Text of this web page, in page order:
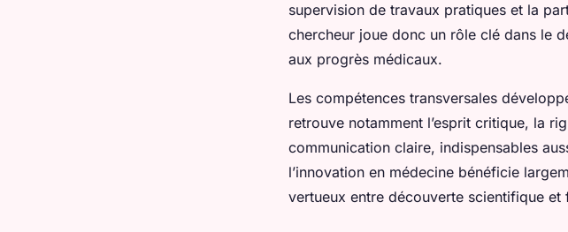
supervision de travaux pratiques et la
chercheur joue donc un rôle clé dans le
aux progrès médicaux.
Les compétences transversales
retrouve notamment l’esprit critique, la
communication claire, indispensables
l’innovation en médecine bénéficie
vertueux entre découverte scientifique